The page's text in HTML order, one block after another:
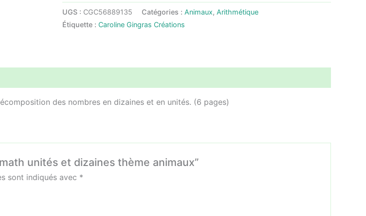
Atelier
math
thème
UGS : CGC56889135 Catégories : Animaux, Arithmétique
Étiquette : Caroline Gingras Créations
des nombres en dizaines et en unités. (6 pages)
unités et dizaines thème animaux”
sont indiqués avec *